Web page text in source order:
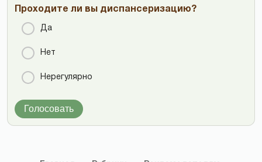
Проходите ли вы диспансеризацию?
Да
Нет
Нерегулярно
Голосовать